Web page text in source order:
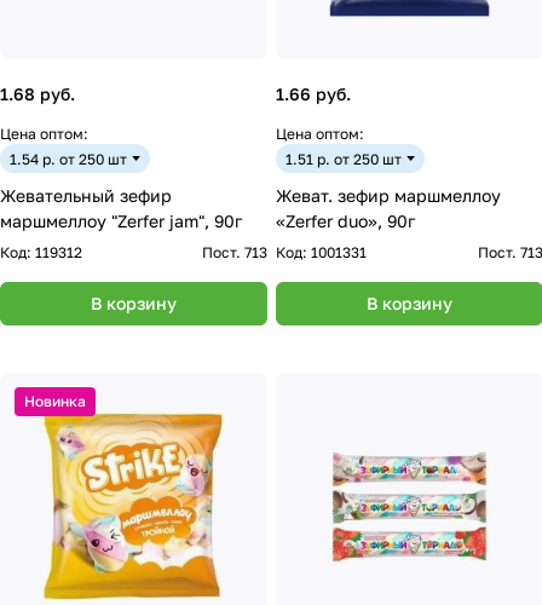
1.68 руб.
Цена оптом:
1.54 р. от 250 шт
Жевательный зефир
маршмеллоу "Zerfer jam", 90г
Код: 119312 Пост. 713
В корзину
1.66 руб.
Цена оптом:
1.51 р. от 250 шт
Жеват. зефир маршмеллоу
«Zerfer duo», 90г
Код: 1001331 Пост. 713
В корзину
Новинка